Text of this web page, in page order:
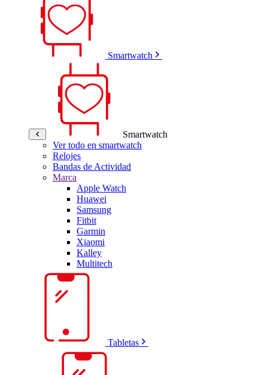
Smartwatch
Smartwatch
Ver todo en smartwatch
Relojes
Bandas de Actividad
Marca
Apple Watch
Huawei
Samsung
Fitbit
Garmin
Xiaomi
Kalley
Multitech
Tabletas